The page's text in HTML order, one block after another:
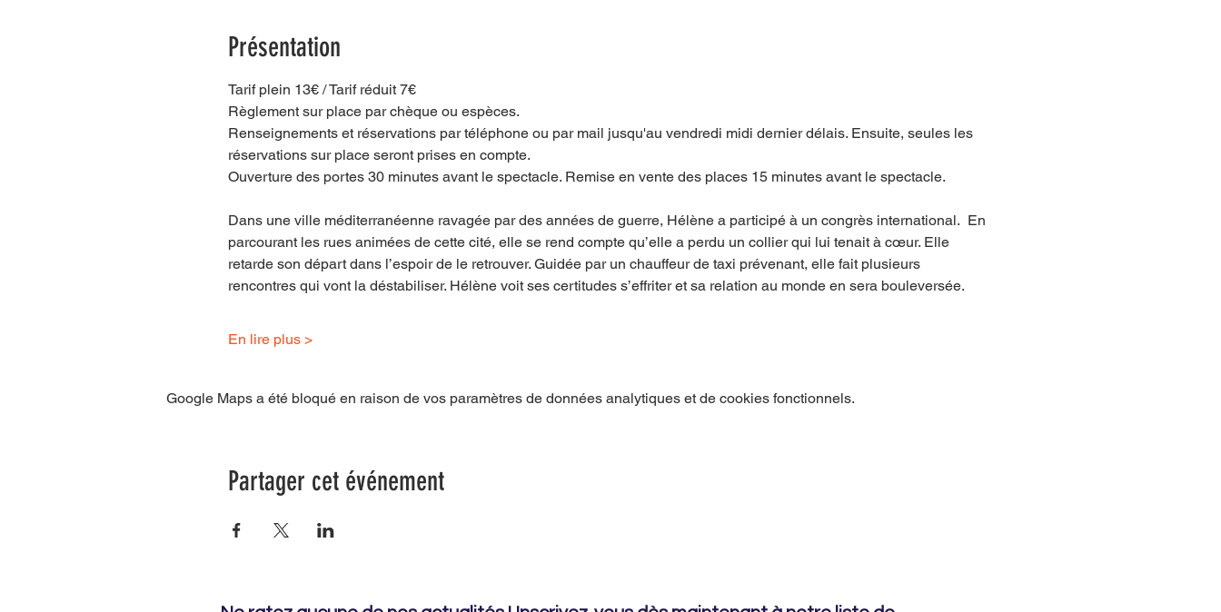
Présentation
Tarif plein 13€ / Tarif réduit 7€
Règlement sur place par chèque ou espèces.
Renseignements et réservations par téléphone ou par mail jusqu'au vendredi midi dernier délais. Ensuite, seules les
réservations sur place seront prises en compte.
Ouverture des portes 30 minutes avant le spectacle. Remise en vente des places 15 minutes avant le spectacle.
Dans une ville méditerranéenne ravagée par des années de guerre, Hélène a participé à un congrès international.  En
parcourant les rues animées de cette cité, elle se rend compte qu’elle a perdu un collier qui lui tenait à cœur. Elle
retarde son départ dans l’espoir de le retrouver. Guidée par un chauffeur de taxi prévenant, elle fait plusieurs
rencontres qui vont la déstabiliser. Hélène voit ses certitudes s’effriter et sa relation au monde en sera bouleversée.
En lire plus >
Google Maps a été bloqué en raison de vos paramètres de données analytiques et de cookies fonctionnels.
Partager cet événement